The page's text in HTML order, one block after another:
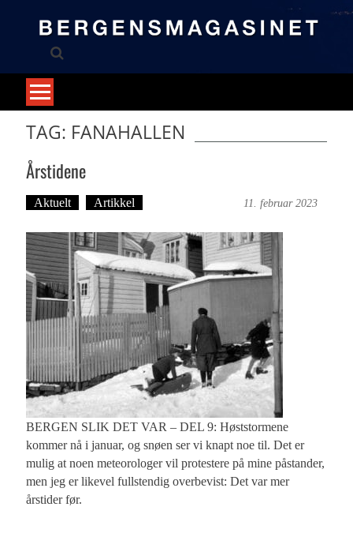
TAG: FANAHALLEN
Årstidene
Aktuelt Artikkel 11. februar 2023
BERGEN SLIK DET VAR – DEL 9: Høststormene
kommer nå i januar, og snøen ser vi knapt noe til. Det er
mulig at noen meteorologer vil protestere på mine påstander,
men jeg er likevel fullstendig overbevist: Det var mer
årstider før.